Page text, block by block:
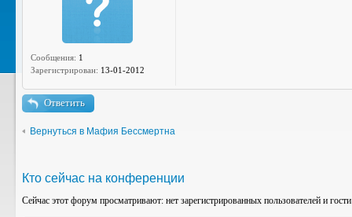
Сообщения: 1
Зарегистрирован: 13-01-2012
Ответить
Вернуться в Мафия Бессмертна
Кто сейчас на конференции
Сейчас этот форум просматривают: нет зарегистрированных пользователей и